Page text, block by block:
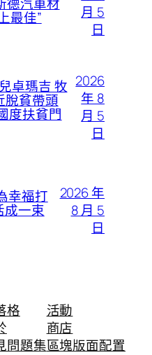
最佳”
月 5
日
卓瑪吉 牧
脫貧帶頭
度扶貧門
2026
年 8
月 5
日
幸福打
成一束
2026 年
8 月 5
日
格
問題集
活動
商店
區塊版面配置